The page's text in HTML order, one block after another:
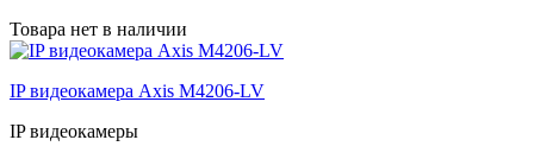
Товара нет в наличии
IP видеокамера Axis M4206-LV
IP видеокамеры